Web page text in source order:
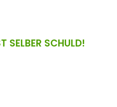
SELBER SCHULD!